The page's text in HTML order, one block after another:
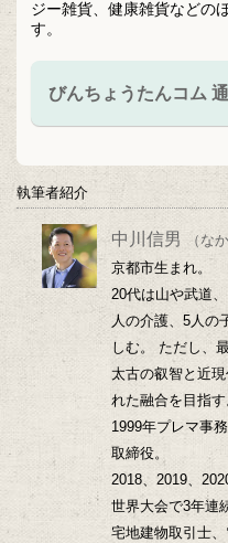
ジー雑貨、健康雑貨などの
す。
びんちょうたんコム
執筆者紹介
中川信男 （な
京都市生まれ。
20代は山や武道
人の介護、5人の
しむ。 ただし、
太古の叡智と近
れた融合を目指す
1999年プレマ事
取締役。
2018、2019、
世界大会で3年連
宅地建物取引士